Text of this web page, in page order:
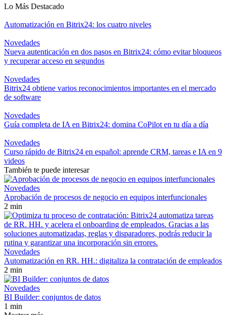
Lo Más Destacado
Automatización en Bitrix24: los cuatro niveles
Novedades
Nueva autenticación en dos pasos en Bitrix24: cómo evitar bloqueos
y recuperar acceso en segundos
Novedades
Bitrix24 obtiene varios reconocimientos importantes en el mercado
de software
Novedades
Guía completa de IA en Bitrix24: domina CoPilot en tu día a día
Novedades
Curso rápido de Bitrix24 en español: aprende CRM, tareas e IA en 9
videos
También te puede interesar
Novedades
Aprobación de procesos de negocio en equipos interfuncionales
2 min
Novedades
Automatización en RR. HH.: digitaliza la contratación de empleados
2 min
Novedades
BI Builder: conjuntos de datos
1 min